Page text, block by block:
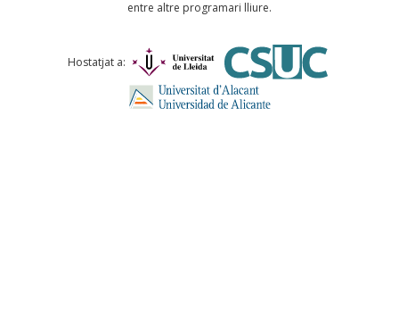
Comentari *
entre altre programari lliure.
Hostatjat a: